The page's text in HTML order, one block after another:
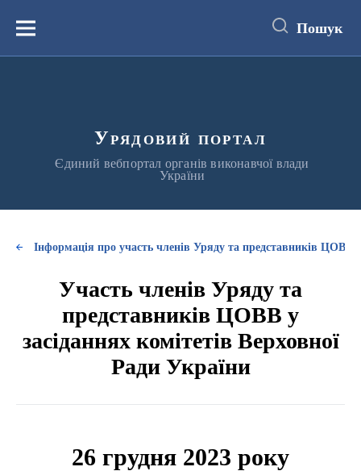
вмістуМеню Пошук
Урядовий портал
Єдиний вебпортал органів виконавчої влади
України
Інформація про участь членів Уряду та представників ЦОВВ
Участь членів Уряду та
представників ЦОВВ у
засіданнях комітетів Верховної
Ради України
26 грудня 2023 року